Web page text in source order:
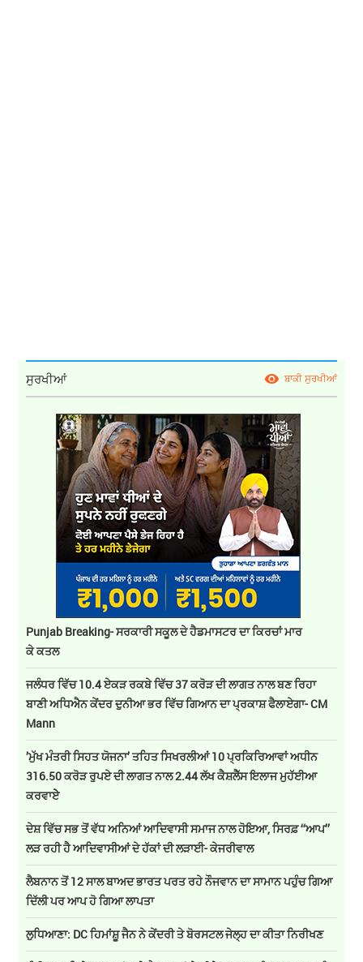
ਸੁਰਖੀਆਂ ਬਾਕੀ ਸੁਰਖੀਆਂ
Punjab Breaking- ਸਰਕਾਰੀ ਸਕੂਲ ਦੇ ਹੈਡਮਾਸਟਰ ਦਾ ਕਿਰਚਾਂ ਮਾਰ
ਕੇ ਕਤਲ
ਜਲੰਧਰ ਵਿੱਚ 10.4 ਏਕੜ ਰਕਬੇ ਵਿੱਚ 37 ਕਰੋੜ ਦੀ ਲਾਗਤ ਨਾਲ ਬਣ ਰਿਹਾ
ਬਾਣੀ ਅਧਿਐਨ ਕੇਂਦਰ ਦੁਨੀਆ ਭਰ ਵਿੱਚ ਗਿਆਨ ਦਾ ਪ੍ਰਕਾਸ਼ ਫੈਲਾਏਗਾ- CM
Mann
’ਮੁੱਖ ਮੰਤਰੀ ਸਿਹਤ ਯੋਜਨਾ’ ਤਹਿਤ ਸਿਖਰਲੀਆਂ 10 ਪ੍ਰਕਿਰਿਆਵਾਂ ਅਧੀਨ
316.50 ਕਰੋੜ ਰੁਪਏ ਦੀ ਲਾਗਤ ਨਾਲ 2.44 ਲੱਖ ਕੈਸ਼ਲੈੱਸ ਇਲਾਜ ਮੁਹੱਈਆ
ਕਰਵਾਏੇ
ਦੇਸ਼ ਵਿੱਚ ਸਭ ਤੋਂ ਵੱਧ ਅਨਿਆਂ ਆਦਿਵਾਸੀ ਸਮਾਜ ਨਾਲ ਹੋਇਆ, ਸਿਰਫ਼ ‘‘ਆਪ’’
ਲੜ ਰਹੀ ਹੈ ਆਦਿਵਾਸੀਆਂ ਦੇ ਹੱਕਾਂ ਦੀ ਲੜਾਈ- ਕੇਜਰੀਵਾਲ
ਲੈਬਨਾਨ ਤੋਂ 12 ਸਾਲ ਬਾਅਦ ਭਾਰਤ ਪਰਤ ਰਹੇ ਨੌਜਵਾਨ ਦਾ ਸਾਮਾਨ ਪਹੁੰਚ ਗਿਆ
ਦਿੱਲੀ ਪਰ ਆਪ ਹੋ ਗਿਆ ਲਾਪਤਾ
ਲੁਧਿਆਣਾ: DC ਹਿਮਾਂਸ਼ੂ ਜੈਨ ਨੇ ਕੇਂਦਰੀ ਤੇ ਬੋਰਸਟਲ ਜੇਲ੍ਹ ਦਾ ਕੀਤਾ ਨਿਰੀਖਣ